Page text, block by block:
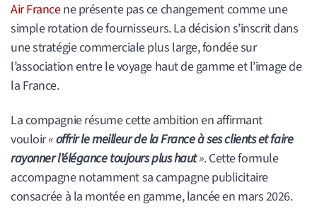
Air Francene présente pas ce changement comme une
simple rotation de fournisseurs. La décision s’inscrit dans
une stratégie commerciale plus large, fondée sur
l’association entre le voyage haut de gamme et l’image de
la France.
La compagnie résume cette ambition en affirmant
vouloir«offrir le meilleur de la France à ses clients et faire
rayonner l’élégance toujours plus haut». Cette formule
accompagne notamment sa campagne publicitaire
consacrée à la montée en gamme, lancée en mars 2026.